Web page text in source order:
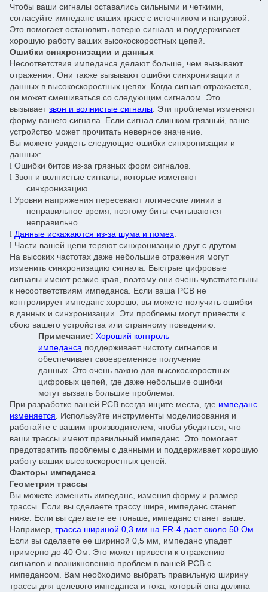
Чтобы ваши сигналы оставались сильными и четкими,
согласуйте импеданс ваших трасс с источником и нагрузкой.
Это помогает остановить потерю сигнала и поддерживает
хорошую работу ваших высокоскоростных цепей.
Ошибки синхронизации и данных
Несоответствия импеданса делают больше, чем вызывают
отражения. Они также вызывают ошибки синхронизации и
данных в высокоскоростных цепях. Когда сигнал отражается,
он может смешиваться со следующим сигналом. Это
вызываетзвон и волнистые сигналы. Эти проблемы изменяют
форму вашего сигнала. Если сигнал слишком грязный, ваше
устройство может прочитать неверное значение.
Вы можете увидеть следующие ошибки синхронизации и
данных:
l Ошибки битов из-за грязных форм сигналов.
l Звон и волнистые сигналы, которые изменяют
синхронизацию.
l Уровни напряжения пересекают логические линии в
неправильное время, поэтому биты считываются
неправильно.
l Данные искажаются из-за шума и помех.
l Части вашей цепи теряют синхронизацию друг с другом.
На высоких частотах даже небольшие отражения могут
изменить синхронизацию сигнала. Быстрые цифровые
сигналы имеют резкие края, поэтому они очень чувствительны
к несоответствиям импеданса. Если ваша PCB не
контролирует импеданс хорошо, вы можете получить ошибки
в данных и синхронизации. Эти проблемы могут привести к
сбою вашего устройства или странному поведению.
Примечание: Хороший контроль
импеданса поддерживает чистоту сигналов и
обеспечивает своевременное получение
данных. Это очень важно для высокоскоростных
цифровых цепей, где даже небольшие ошибки
могут вызвать большие проблемы.
При разработке вашей PCB всегда ищите места, где импеданс
изменяется. Используйте инструменты моделирования и
работайте с вашим производителем, чтобы убедиться, что
ваши трассы имеют правильный импеданс. Это помогает
предотвратить проблемы с данными и поддерживает хорошую
работу ваших высокоскоростных цепей.
Факторы импеданса
Геометрия трассы
Вы можете изменить импеданс, изменив форму и размер
трассы. Если вы сделаете трассу шире, импеданс станет
ниже. Если вы сделаете ее тоньше, импеданс станет выше.
Например, трасса шириной 0,3 мм на FR-4 дает около 50 Ом.
Если вы сделаете ее шириной 0,5 мм, импеданс упадет
примерно до 40 Ом. Это может привести к отражению
сигналов и возникновению проблем в вашей PCB с
импедансом. Вам необходимо выбрать правильную ширину
трассы для целевого импеданса и тока, который она должна